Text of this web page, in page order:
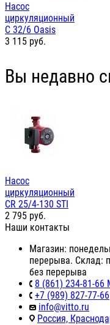
Насос
циркуляционный
С 32/6 Oasis
3 115 руб.
Вы недавно
Насос
циркуляционный
СR 25/4-130 STI
2 795 руб.
Наши контакты
Магазин:
перерыва. Склад:
без перерыва
8 (861) 234-81-66
+7 (989) 827-77-66
info@vitto.ru
Россия,